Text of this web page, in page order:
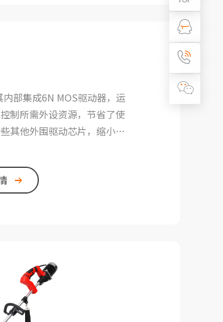
部集成6N MOS驱动器，运
制所需外设资源，节省了使
其他外围驱动芯片，缩小了